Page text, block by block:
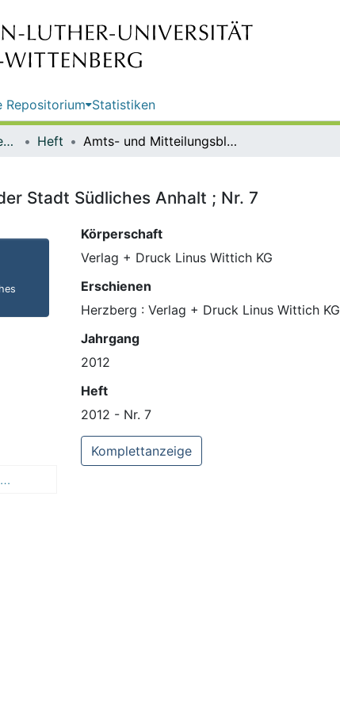
Repositorium Statistiken
Elektronische Pflichtexemplare Heft Amts- und Mitteilungsblatt der Stadt Südliches Anhalt ; Nr. 7
Stadt Südliches Anhalt ; Nr. 7
Amts- und Mitteilungsblatt der Stadt Südliches Anhalt
Körperschaft
Verlag + Druck Linus Wittich KG
Erschienen
Herzberg : Verlag + Druck Linus Wittich KG
Jahrgang
2012
Heft
2012 - Nr. 7
Komplettanzeige